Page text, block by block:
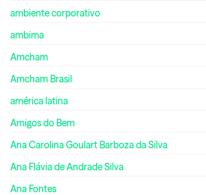
ambiente corporativo
ambima
Amcham
Amcham Brasil
américa latina
Amigos do Bem
Ana Carolina Goulart Barboza da Silva
Ana Flávia de Andrade Silva
Ana Fontes